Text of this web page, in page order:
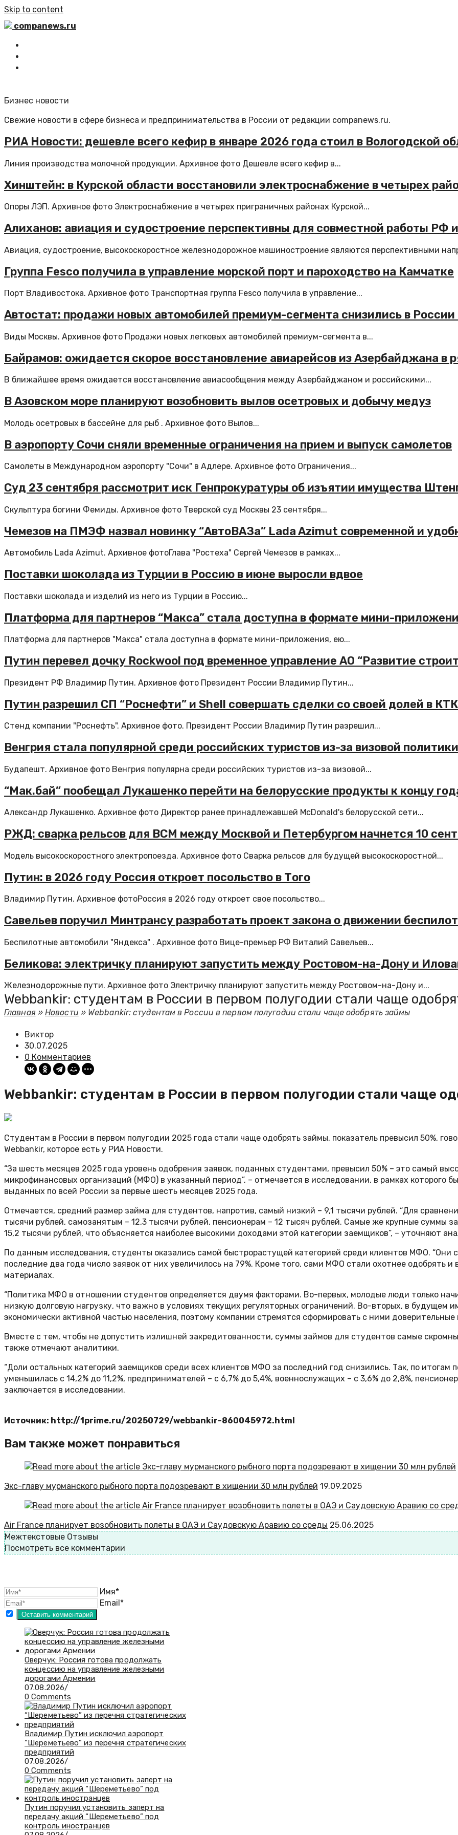
Skip to content
companews.ru
Бизнес новости
Свежие новости в сфере бизнеса и предпринимательства в России от редакции companews.ru.
РИА Новости: дешевле всего кефир в январе 2026 года стоил в Вологодской
Линия производства молочной продукции. Архивное фото Дешевле всего кефир в...
Хинштейн: в Курской области восстановили электроснабжение в четырех
Опоры ЛЭП. Архивное фото Электроснабжение в четырех приграничных районах Курской...
Алиханов: авиация и судостроение перспективны для совместной работы РФ
Авиация, судостроение, высокоскоростное железнодорожное машиностроение являются перспективными
Группа Fesco получила в управление морской порт и пароходство на Камчатке
Порт Владивостока. Архивное фото Транспортная группа Fesco получила в управление...
Автостат: продажи новых автомобилей премиум-сегмента снизились в России
Виды Москвы. Архивное фото Продажи новых легковых автомобилей премиум-сегмента в...
Байрамов: ожидается скорое восстановление авиарейсов из Азербайджана в
В ближайшее время ожидается восстановление авиасообщения между Азербайджаном и российскими...
В Азовском море планируют возобновить вылов осетровых и добычу медуз
Молодь осетровых в бассейне для рыб . Архивное фото Вылов...
В аэропорту Сочи сняли временные ограничения на прием и выпуск самолетов
Самолеты в Международном аэропорту "Сочи" в Адлере. Архивное фото Ограничения...
Суд 23 сентября рассмотрит иск Генпрокуратуры об изъятии имущества
Скульптура богини Фемиды. Архивное фото Тверской суд Москвы 23 сентября...
Чемезов на ПМЭФ назвал новинку “АвтоВАЗа” Lada Azimut современной и
Автомобиль Lada Azimut. Архивное фотоГлава "Ростеха" Сергей Чемезов в рамках...
Поставки шоколада из Турции в Россию в июне выросли вдвое
Поставки шоколада и изделий из него из Турции в Россию...
Платформа для партнеров “Макса” стала доступна в формате мини-
Платформа для партнеров "Макса" стала доступна в формате мини-приложения, ею...
Путин перевел дочку Rockwool под временное управление АО “Развитие
Президент РФ Владимир Путин. Архивное фото Президент России Владимир Путин...
Путин разрешил СП “Роснефти” и Shell совершать сделки со своей долей в КТК
Стенд компании "Роснефть". Архивное фото. Президент России Владимир Путин разрешил...
Венгрия стала популярной среди российских туристов из-за визовой политики
Будапешт. Архивное фото Венгрия популярна среди российских туристов из-за визовой...
“Мак.бай” пообещал Лукашенко перейти на белорусские продукты к концу
Александр Лукашенко. Архивное фото Директор ранее принадлежавшей McDonald's белорусской сети...
РЖД: сварка рельсов для ВСМ между Москвой и Петербургом начнется 10
Модель высокоскоростного электропоезда. Архивное фото Сварка рельсов для будущей высокоскоростной...
Путин: в 2026 году Россия откроет посольство в Того
Владимир Путин. Архивное фотоРоссия в 2026 году откроет свое посольство...
Савельев поручил Минтрансу разработать проект закона о движении
Беспилотные автомобили "Яндекса" . Архивное фото Вице-премьер РФ Виталий Савельев...
Беликова: электричку планируют запустить между Ростовом-на-Дону и
Железнодорожные пути. Архивное фото Электричку планируют запустить между Ростовом-на-Дону и...
Webbankir: студентам в России в первом полугодии стали чаще
Главная»Новости » Webbankir: студентам в России в первом полугодии стали чаще одобрять займы
Виктор
30.07.2025
0 Комментариев
Webbankir: студентам в России в первом полугодии стали чаще
Студентам в России в первом полугодии 2025 года стали чаще одобрять займы, показатель превысил 50%,
Webbankir, которое есть у РИА Новости.
“За шесть месяцев 2025 года уровень одобрения заявок, поданных студентами, превысил 50% – это самый
микрофинансовых организаций (МФО) в указанный период”, – отмечается в исследовании, в рамках которого
выданных по всей России за первые шесть месяцев 2025 года.
Отмечается, средний размер займа для студентов, напротив, самый низкий – 9,1 тысячи рублей. “Для
тысячи рублей, самозанятым – 12,3 тысячи рублей, пенсионерам – 12 тысяч рублей. Самые же крупные суммы
15,2 тысячи рублей, что объясняется наиболее высокими доходами этой категории заемщиков”, – уточняют
По данным исследования, студенты оказались самой быстрорастущей категорией среди клиентов МФО. “Они
последние два года число заявок от них увеличилось на 79%. Кроме того, сами МФО стали охотнее одобрять
материалах.
“Политика МФО в отношении студентов определяется двумя факторами. Во-первых, молодые люди только
низкую долговую нагрузку, что важно в условиях текущих регуляторных ограничений. Во-вторых, в будущем
экономически активной частью населения, поэтому компании стремятся сформировать с ними
Вместе с тем, чтобы не допустить излишней закредитованности, суммы займов для студентов самые
также отмечают аналитики.
“Доли остальных категорий заемщиков среди всех клиентов МФО за последний год снизились. Так, по итогам
уменьшилась с 14,2% до 11,2%, предпринимателей – с 6,7% до 5,4%, военнослужащих – с 3,6% до 2,8%,
заключается в исследовании.
Источник: http://1prime.ru/20250729/webbankir-860045972.html
Вам также может понравиться
Экс-главу мурманского рыбного порта подозревают в хищении 30 млн рублей 19.09.2025
Air France планирует возобновить полеты в ОАЭ и Саудовскую Аравию со среды 25.06.2025
Межтекстовые Отзывы
Посмотреть все комментарии
Имя*
Email*
Оверчук: Россия готова продолжать
концессию на управление железными
дорогами Армении
07.08.2026/
0 Comments
Владимир Путин исключил аэропорт
“Шереметьево” из перечня стратегических
предприятий
07.08.2026/
0 Comments
Путин поручил установить заперт на
передачу акций “Шереметьево” под
контроль иностранцев